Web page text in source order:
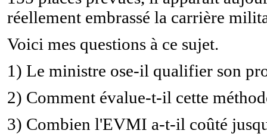
réellement embrassé la carrière
Voici mes questions à ce sujet.
1) Le ministre ose-il qualifier son
2) Comment évalue-t-il cette
3) Combien l'EVMI a-t-il coûté